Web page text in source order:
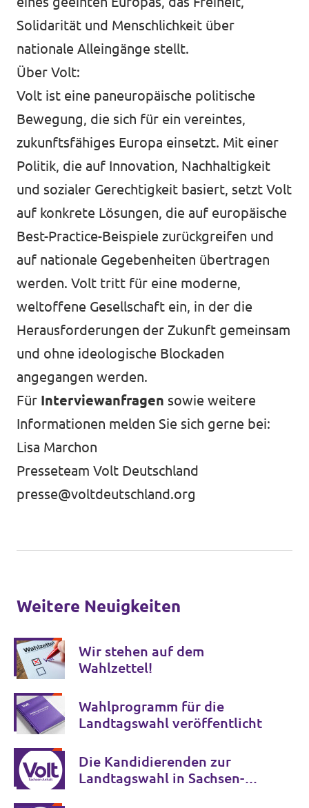
Solidarität und Menschlichkeit über
nationale Alleingänge stellt.
Über Volt:
Volt ist eine paneuropäische politische
Bewegung, die sich für ein vereintes,
zukunftsfähiges Europa einsetzt. Mit einer
Politik, die auf Innovation, Nachhaltigkeit
und sozialer Gerechtigkeit basiert, setzt Volt
auf konkrete Lösungen, die auf europäische
Best-Practice-Beispiele zurückgreifen und
auf nationale Gegebenheiten übertragen
werden. Volt tritt für eine moderne,
weltoffene Gesellschaft ein, in der die
Herausforderungen der Zukunft gemeinsam
und ohne ideologische Blockaden
angegangen werden.
Für Interviewanfragen sowie weitere
Informationen melden Sie sich gerne bei:
Lisa Marchon
Presseteam Volt Deutschland
presse@voltdeutschland.org
Weitere Neuigkeiten
Wir stehen auf dem
Wahlzettel!
Wahlprogramm für die
Landtagswahl veröffentlicht
Die Kandidierenden zur
Landtagswahl in Sachsen-